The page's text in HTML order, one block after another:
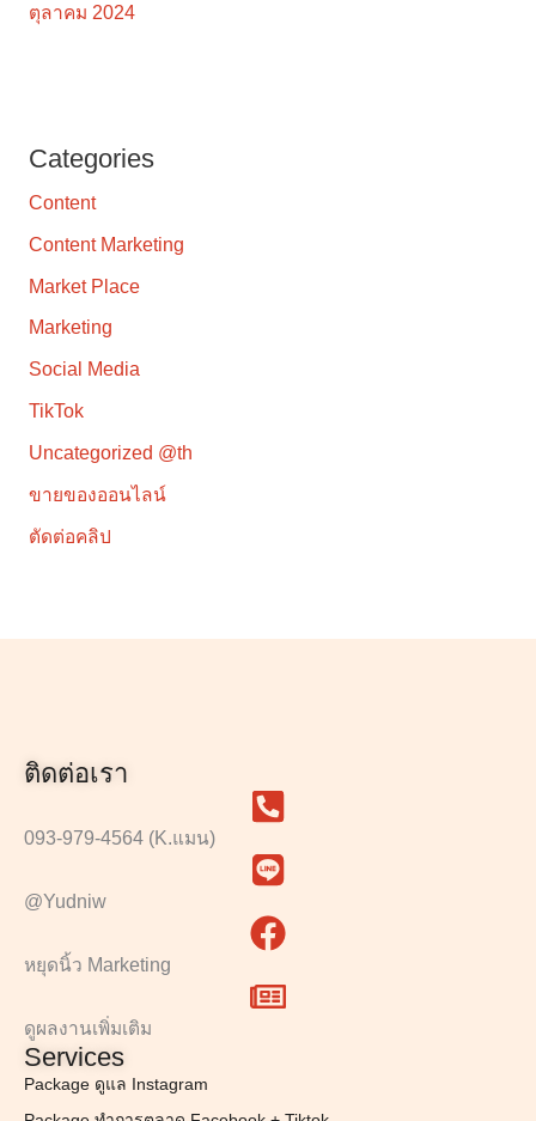
ตุลาคม 2024
Categories
Content
Content Marketing
Market Place
Marketing
Social Media
TikTok
Uncategorized @th
ขายของออนไลน์
ตัดต่อคลิป
ติดต่อเรา
093-979-4564 (K.แมน)
@Yudniw
หยุดนิ้ว Marketing
ดูผลงานเพิ่มเติม
Services
Package ดูแล Instagram